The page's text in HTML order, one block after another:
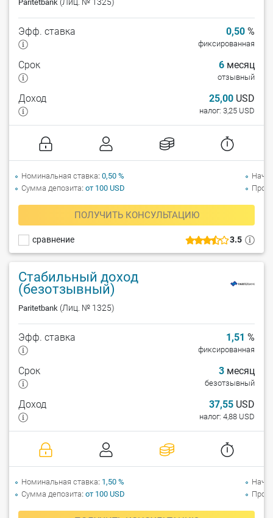
Paritetbank
3.5
сравнение
Эфф. ставка 0,50 %
фиксированная
Срок 6 месяц
отзывный
Доход 25,00 USD
налог: 3,25 USD
ПОЛУЧИТЬ КОНСУЛЬТАЦИЮ
Номинальная ставка 0,50 %
Сумма депозита от 100 USD
Стабильный доход
(безотзывный)
Paritetbank (Лиц. № 1325)
Эфф. ставка 1,51 %
фиксированная
Срок 3 месяц
безотзывный
Доход 37,55 USD
налог: 4,88 USD
Номинальная ставка 1,50 %
Сумма депозита от 100 USD